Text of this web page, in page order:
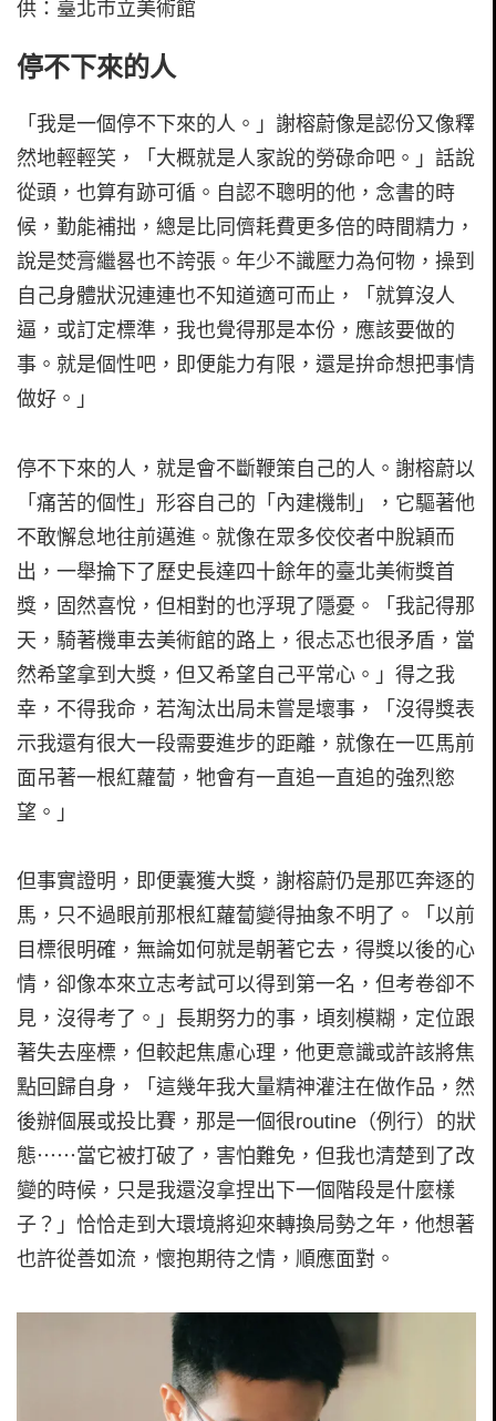
供：臺北市立美術館
停不下來的人
「我是一個停不下來的人。」謝榕蔚像是認份又像釋
然地輕輕笑，「大概就是人家說的勞碌命吧。」話說
從頭，也算有跡可循。自認不聰明的他，念書的時
候，勤能補拙，總是比同儕耗費更多倍的時間精力，
說是焚膏繼晷也不誇張。年少不識壓力為何物，操到
自己身體狀況連連也不知道適可而止，「就算沒人
逼，或訂定標準，我也覺得那是本份，應該要做的
事。就是個性吧，即便能力有限，還是拚命想把事情
做好。」
停不下來的人，就是會不斷鞭策自己的人。謝榕蔚以
「痛苦的個性」形容自己的「內建機制」，它驅著他
不敢懈怠地往前邁進。就像在眾多佼佼者中脫穎而
出，一舉掄下了歷史長達四十餘年的臺北美術獎首
獎，固然喜悅，但相對的也浮現了隱憂。「我記得那
天，騎著機車去美術館的路上，很忐忑也很矛盾，當
然希望拿到大獎，但又希望自己平常心。」得之我
幸，不得我命，若淘汰出局未嘗是壞事，「沒得獎表
示我還有很大一段需要進步的距離，就像在一匹馬前
面吊著一根紅蘿蔔，牠會有一直追一直追的強烈慾
望。」
但事實證明，即便囊獲大獎，謝榕蔚仍是那匹奔逐的
馬，只不過眼前那根紅蘿蔔變得抽象不明了。「以前
目標很明確，無論如何就是朝著它去，得獎以後的心
情，卻像本來立志考試可以得到第一名，但考卷卻不
見，沒得考了。」長期努力的事，頃刻模糊，定位跟
著失去座標，但較起焦慮心理，他更意識或許該將焦
點回歸自身，「這幾年我大量精神灌注在做作品，然
後辦個展或投比賽，那是一個很routine（例行）的狀
態⋯⋯當它被打破了，害怕難免，但我也清楚到了改
變的時候，只是我還沒拿捏出下一個階段是什麼樣
子？」恰恰走到大環境將迎來轉換局勢之年，他想著
也許從善如流，懷抱期待之情，順應面對。